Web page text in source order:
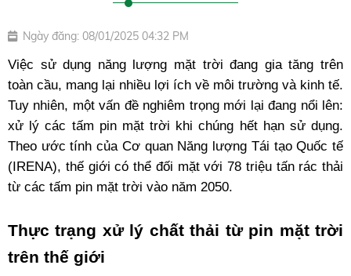
Ngày đăng: 08/01/2025 04:32 PM
Việc sử dụng năng lượng mặt trời đang gia tăng trên
toàn cầu, mang lại nhiều lợi ích về môi trường và kinh tế.
Tuy nhiên, một vấn đề nghiêm trọng mới lại đang nổi lên:
xử lý các tấm pin mặt trời khi chúng hết hạn sử dụng.
Theo ước tính của Cơ quan Năng lượng Tái tạo Quốc tế
(IRENA), thế giới có thể đối mặt với 78 triệu tấn rác thải
từ các tấm pin mặt trời vào năm 2050.
Thực trạng xử lý chất thải từ pin mặt trời
trên thế giới